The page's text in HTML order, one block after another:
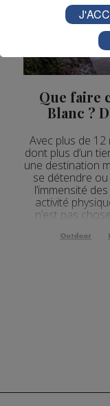
Que faire
Blanc ?
Avec plus de
dont plus d’un
une destination
se détendre
l’immensité
activité
n’est pas
Outdoor